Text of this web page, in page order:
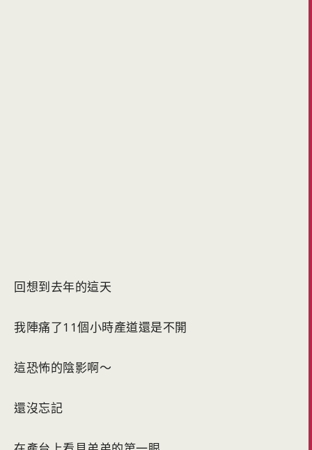
回想到去年的這天
我陣痛了11個小時產道還是不開
這恐怖的陰影啊～
還沒忘記